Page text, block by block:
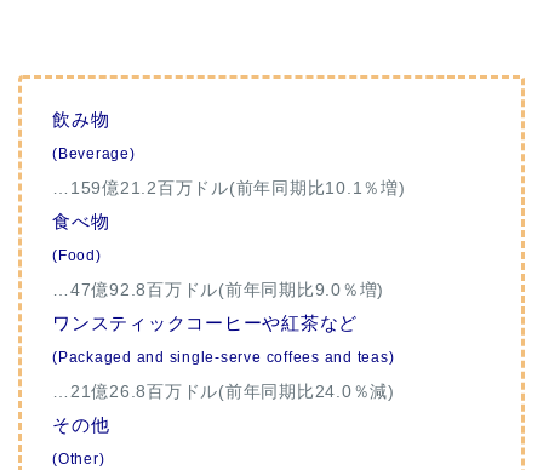
飲み物
(Beverage)
…159億21.2百万ドル(前年同期比10.1％増)
食べ物
(Food)
…47億92.8百万ドル(前年同期比9.0％増)
ワンスティックコーヒーや紅茶など
(Packaged and single-serve coffees and teas)
…21億26.8百万ドル(前年同期比24.0％減)
その他
(Other)